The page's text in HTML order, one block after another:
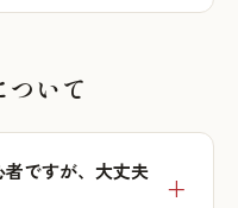
いて
ですが、大丈夫